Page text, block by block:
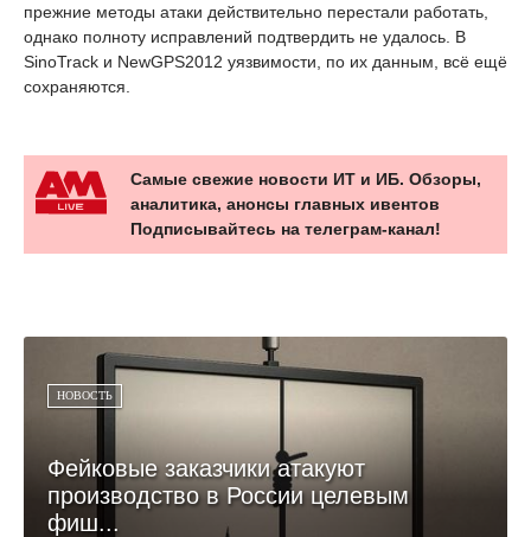
прежние методы атаки действительно перестали работать,
однако полноту исправлений подтвердить не удалось. В
SinoTrack и NewGPS2012 уязвимости, по их данным, всё ещё
сохраняются.
Самые свежие новости ИТ и ИБ. Обзоры,
аналитика, анонсы главных ивентов
Подписывайтесь на телеграм-канал!
НОВОСТЬ
Фейковые заказчики атакуют
производство в России целевым
фиш...